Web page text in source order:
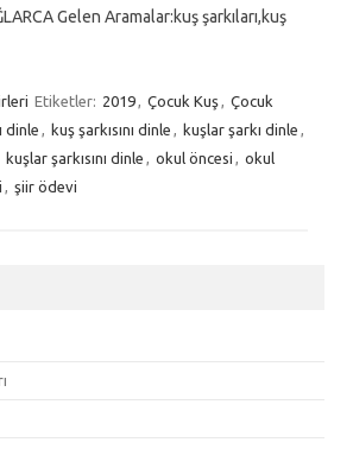
Gelen Aramalar:kuş şarkıları,kuş
Etiketler: 2019 Çocuk Kuş
Çocuk
dinle kuş şarkısını dinle kuşlar şarkı dinle
kuşlar şarkısını dinle okul öncesi
okul
şiir ödevi